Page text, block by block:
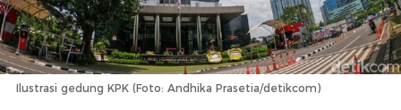
Ilustrasi gedung KPK (Foto: Andhika Prasetia/detikcom)